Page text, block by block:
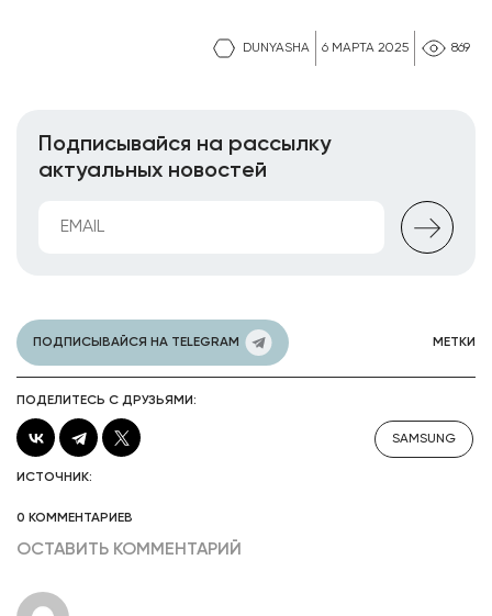
DUNYASHA 6 МАРТА 2025 869
Подписывайся на рассылку
актуальных новостей
ПОДПИСЫВАЙСЯ НА TELEGRAM МЕТКИ
ПОДЕЛИТЕСЬ С ДРУЗЬЯМИ:
SAMSUNG
ИСТОЧНИК:
0 КОММЕНТАРИЕВ
ОСТАВИТЬ КОММЕНТАРИЙ